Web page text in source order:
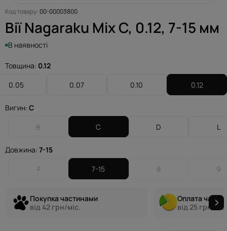
Код товару: 00-00003800
Вії Nagaraku Mix C, 0.12, 7-15 мм
В наявності
Товщина: 0.12
0.05
0.07 0.10 0.12
Вигин: C
B
C D L
Довжина: 7-15
7
7-15 8 9
Покупка частинами
від 42 грн/міс.
Оплата
від 25 грн/